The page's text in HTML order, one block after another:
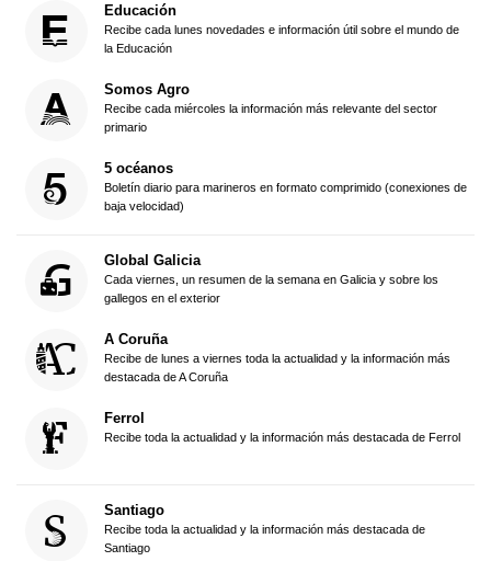
Educación
Recibe cada lunes novedades e información útil sobre el mundo de
la Educación
Somos Agro
Recibe cada miércoles la información más relevante del sector
primario
5 océanos
Boletín diario para marineros en formato comprimido (conexiones de
baja velocidad)
Global Galicia
Cada viernes, un resumen de la semana en Galicia y sobre los
gallegos en el exterior
A Coruña
Recibe de lunes a viernes toda la actualidad y la información más
destacada de A Coruña
Ferrol
Recibe toda la actualidad y la información más destacada de Ferrol
Santiago
Recibe toda la actualidad y la información más destacada de
Santiago